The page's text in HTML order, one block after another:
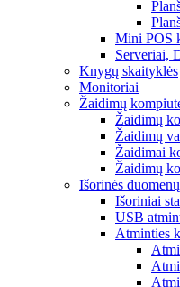
Mini POS
Serveriai,
Knygų skaityklės
Monitoriai
Žaidimų
Žaidimų
Žaidimų
Žaidimai
Žaidimų
Išorinės
Išoriniai
USB
Atminties